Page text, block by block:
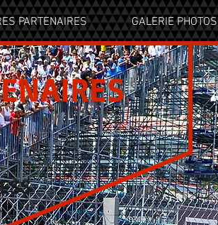
PARTENAIRES GALERIE PHOTOS